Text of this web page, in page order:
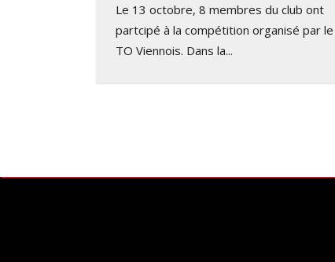
Le 13 octobre, 8 membres du club ont
partcipé à la compétition organisé par le
TO Viennois. Dans la...